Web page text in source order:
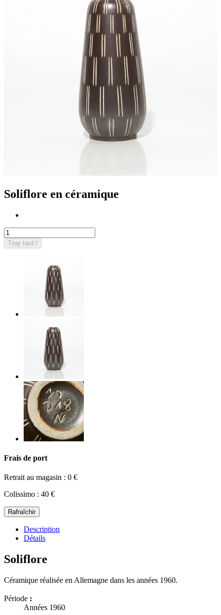
Soliflore en céramique
Trop tard !
Frais de port
Retrait au magasin : 0 €
Colissimo : 40 €
Description
Détails
Soliflore
Céramique réalisée en Allemagne dans les années 1960.
Période :
Années 1960